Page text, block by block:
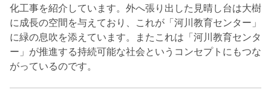
化工事を紹介しています。外へ張り出した見晴し台は大樹
に成長の空間を与えており、これが「河川教育センター」
に緑の息吹を添えています。またこれは「河川教育センタ
ー」が推進する持続可能な社会というコンセプトにもつな
がっているのです。